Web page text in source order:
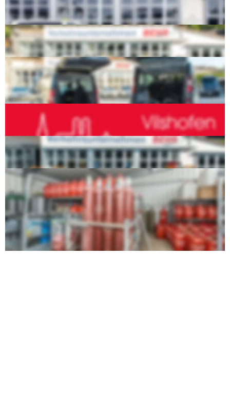
Verkehrsunternehmen
Krankentransporte
Schulbus-Fahrten Inclusive
Kooperationspartner für Citybus Vilshofen
Abschleppdienste incl. Spezialfahrzeuge
Gasauslieferungslager